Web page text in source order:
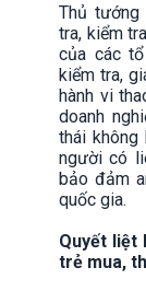
Thủ tướng
tra, kiểm
của các
kiểm tra,
hành vi
doanh
thái không
người có
bảo đảm
quốc gia.
Quyết liệt
trẻ mua,